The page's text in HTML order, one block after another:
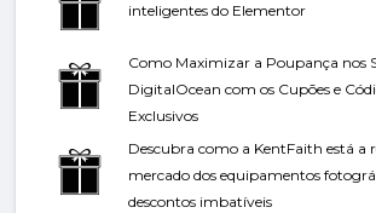
inteligentes do Elementor
Como Maximizar a Poupança nos
DigitalOcean com os Cupões e
Exclusivos
Descubra como a KentFaith está a
mercado dos equipamentos
descontos imbatíveis